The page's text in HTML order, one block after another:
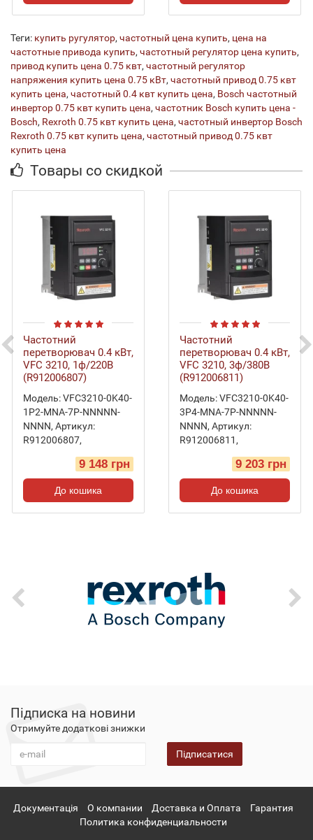
Теги: купить ругулятор, частотный цена купить, цена на
частотные привода купить, частотный регулятор цена купить,
привод купить цена 0.75 квт, частотный регулятор
напряжения купить цена 0.75 кВт, частотный привод 0.75 квт
купить цена, частотный 0.4 квт купить цена, Bosch частотный
инвертор 0.75 квт купить цена, частотник Bosch купить цена -
Bosch, Rexroth 0.75 квт купить цена, частотный инвертор Bosch
Rexroth 0.75 квт купить цена, частотный привод 0.75 квт
купить цена
Товары со скидкой
Частотний
перетворювач 0.4 кВт,
VFC 3210, 1ф/220В
(R912006807)
Модель:VFC3210-0K40-
1P2-MNA-7P-NNNNN-
NNNN, Артикул:
R912006807,
9 148 грн
До кошика
Частотний
перетворювач 0.4 кВт,
VFC 3210, 3ф/380В
(R912006811)
Модель:VFC3210-0K40-
3P4-MNA-7P-NNNNN-
NNNN, Артикул:
R912006811,
9 203 грн
До кошика
Підписка на новини
Отримуйте додаткові знижки
Підписатися
Документація О компании Доставка и Оплата
Гарантия
Политика конфиденциальности